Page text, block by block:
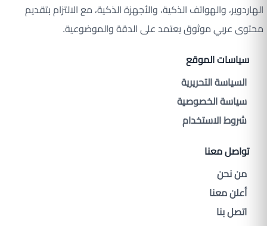
الهاردوير، والهواتف الذكية، والأجهزة الذكية، مع الالتزام بتقديم
محتوى عربي موثوق يعتمد على الدقة والموضوعية.
سياسات الموقع
السياسة التحريرية
سياسة الخصوصية
شروط الاستخدام
تواصل معنا
من نحن
أعلن معنا
اتصل بنا